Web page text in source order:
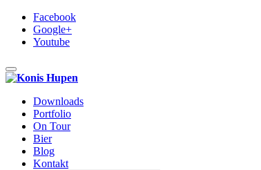
Facebook
Google+
Youtube
Toggle navigation
Downloads
Portfolio
On Tour
Bier
Blog
Kontakt